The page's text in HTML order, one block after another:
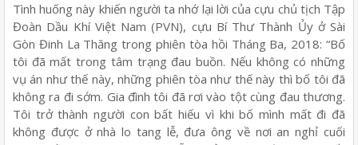
Tình huống này khiến người ta nhớ lại lời của cựu chủ tịch Tập
Đoàn Dầu Khí Việt Nam (PVN), cựu Bí Thư Thành Ủy ở Sài
Gòn Đinh La Thăng trong phiên tòa hồi Tháng Ba, 2018: “Bố
tôi đã mất trong tâm trạng đau buồn. Nếu không có những
vụ án như thế này, những phiên tòa như thế này thì bố tôi đã
không ra đi sớm. Gia đình tôi đã rơi vào tột cùng đau thương.
Tôi trở thành người con bất hiếu vì khi bố mình mất đi đã
không được ở nhà lo tang lễ, đưa ông về nơi an nghỉ cuối